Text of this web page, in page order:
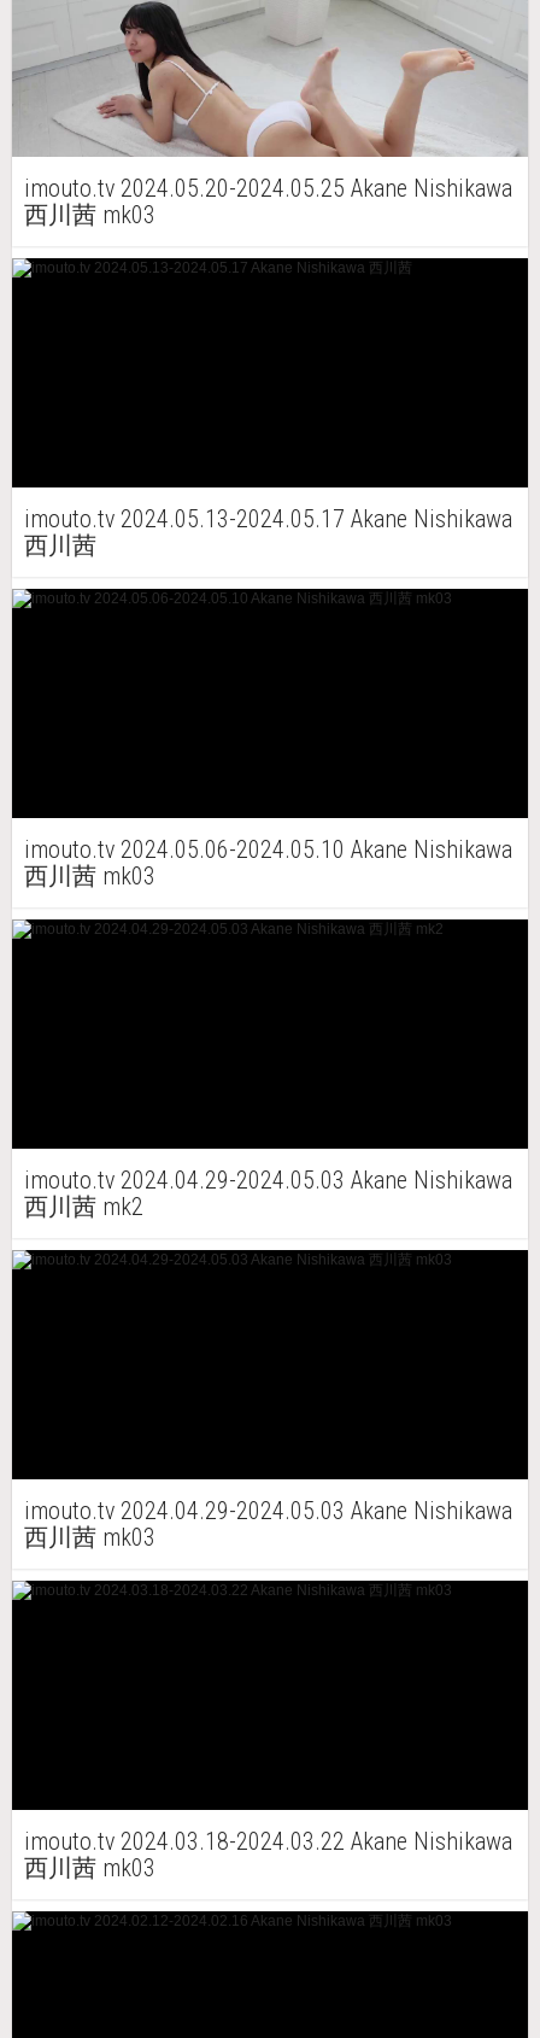
imouto.tv 2024.05.20-2024.05.25 Akane Nishikawa
西川茜 mk03
imouto.tv 2024.05.13-2024.05.17 Akane Nishikawa
西川茜
imouto.tv 2024.05.06-2024.05.10 Akane Nishikawa
西川茜 mk03
imouto.tv 2024.04.29-2024.05.03 Akane Nishikawa
西川茜 mk2
imouto.tv 2024.04.29-2024.05.03 Akane Nishikawa
西川茜 mk03
imouto.tv 2024.03.18-2024.03.22 Akane Nishikawa
西川茜 mk03